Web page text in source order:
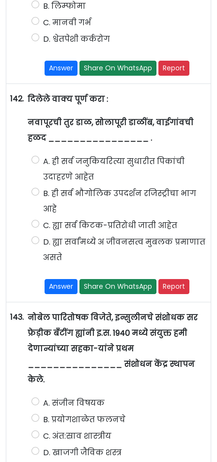
B. लिम्फोमा
C. मानवी गर्भ
D. श्वेतपेशी कर्करोग
Answer Share On WhatsApp Report
142. दिलेले वाक्य पूर्ण करा :
नवापूरची तुर डाळ, सोलापूरी डाळींब, वाईगांवची
हळद ________________ .
A. ही सर्व जनुकियरित्या सुधारीत पिकांची
उदाहरणे आहेत
B. ही सर्व भौगोलिक उपदर्शन रजिस्ट्रीचा भाग
आहे
C. ह्या सर्व किटक-प्रतिरोधी जाती आहेत
D. ह्या सर्वांमध्ये अ जीवनसत्व मुबलक प्रमाणात
असते
Answer Share On WhatsApp Report
143. नोबेल पारितोषक विजेते, इन्सुलीनचे संशोधक सर
फ्रेड़ीक बँटींग ह्यांनी इ.स. 1940 मध्ये संयुक्त हमी
देणान्यांच्या सहका-यांने प्रथम
_______________ संशोधन केंद्र स्थापन
केले.
A. संजीन विषयक
B. प्रयोगशाळेत फलनचे
C. अंत:स्राव शास्त्रीय
D. खाजगी जैविक शस्त्र